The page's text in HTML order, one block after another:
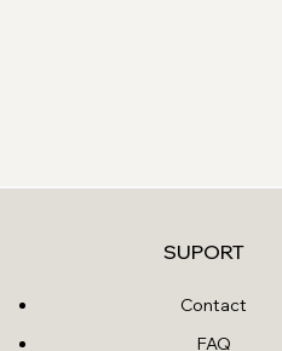
SUPORT
Contact
FAQ